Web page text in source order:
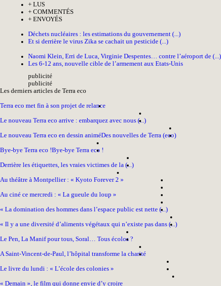
+ LUS
+ COMMENTÉS
+ ENVOYÉS
Déchets nucléaires : les estimations du gouvernement (...)
Et si derrière le virus Zika se cachait un pesticide (...)
Naomi Klein, Erri de Luca, Virginie Despentes… contre l’aéroport de (...)
Les 6-12 ans, nouvelle cible de l’armement aux Etats-Unis
publicité
publicité
Les derniers articles de Terra eco
Terra eco met fin à son projet de relance
Le nouveau Terra eco arrive : embarquez avec nous (...)
Le nouveau Terra eco en dessin animéDes nouvelles de Terra (eco)
Bye-bye Terra eco !Bye-bye Terra eco !
Derrière les étiquettes, les vraies victimes de la (...)
Au théâtre à Montpellier : « Kyoto Forever 2 »
Au ciné ce mercredi : « La gueule du loup »
« La domination des hommes dans l’espace public est nette (...)
« Il y a une diversité d’aliments végétaux qui n’existe pas dans (...)
Le Pen, La Manif pour tous, Soral… Tous écolos ?
A Saint-Vincent-de-Paul, l’hôpital transforme la charité
Le livre du lundi : « L’école des colonies »
« Demain », le film qui donne envie d’y croire